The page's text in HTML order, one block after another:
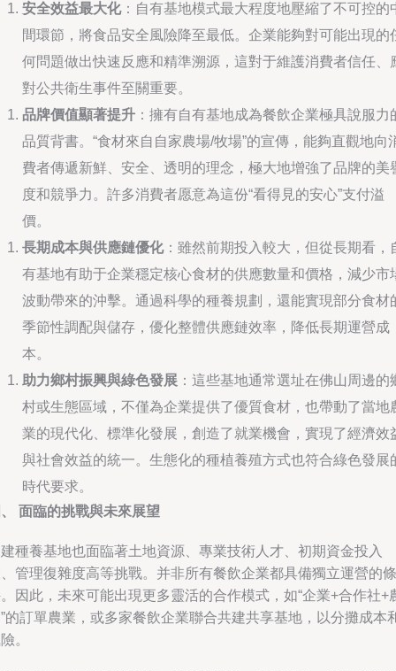
安全效益最大化：自有基地模式最大程度地壓縮了不可控的
間環節，將食品安全風險降至最低。企業能夠對可能出現的
何問題做出快速反應和精準溯源，這對于維護消費者信任、
對公共衛生事件至關重要。
品牌價值顯著提升 ：擁有自有基地成為餐飲企業極具說服力
品質背書。“食材來自自家農場/牧場”的宣傳，能夠直觀地向
費者傳遞新鮮、安全、透明的理念，極大地增強了品牌的美
度和競爭力。許多消費者愿意為這份“看得見的安心”支付溢
價。
長期成本與供應鏈優化：雖然前期投入較大，但從長期看，
有基地有助于企業穩定核心食材的供應數量和價格，減少市
波動帶來的沖擊。通過科學的種養規劃，還能實現部分食材
季節性調配與儲存，優化整體供應鏈效率，降低長期運營成
本。
助力鄉村振興與綠色發展 ：這些基地通常選址在佛山周邊的
村或生態區域，不僅為企業提供了優質食材，也帶動了當地
業的現代化、標準化發展，創造了就業機會，實現了經濟效
與社會效益的統一。生態化的種植養殖方式也符合綠色發展
時代要求。
面臨的挑戰與未來展望
種養基地也面臨著土地資源、專業技術人才、初期資金投入
管理復雜度高等挑戰。并非所有餐飲企業都具備獨立運營的條
因此，未來可能出現更多靈活的合作模式，如“企業+合作社+
的訂單農業，或多家餐飲企業聯合共建共享基地，以分攤成本
。